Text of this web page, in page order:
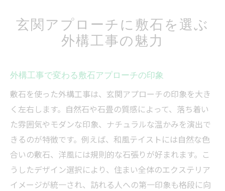
外構工事でおしゃれに見せる敷石配置術
敷石の種類と外構工事デザインの関係性
失敗しない外構工事の敷石選びの秘訣
外構工事における敷石の色と素材選定法
敷石と飛び石の違いを外構工事で知ろう
外構工事で知る敷石と飛び石の特徴比較
敷石と飛び石の使い分け方を外構工事で解
説
外構工事の敷石と飛び石のメリットを検証
玄関アプローチに敷石を選ぶ
外構工事の魅力
外構工事で変わる敷石アプローチの印象
敷石を使った外構工事は、玄関アプローチの印象を大き
く左右します。自然石や石畳の質感によって、落ち着い
た雰囲気やモダンな印象、ナチュラルな温かみを演出で
きるのが特徴です。例えば、和風テイストには自然な色
合いの敷石、洋風には規則的な石張りが好まれます。こ
うしたデザイン選択により、住まい全体のエクステリア
イメージが統一され、訪れる人への第一印象も格段に向